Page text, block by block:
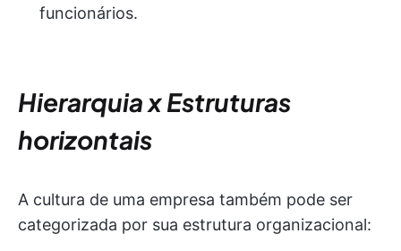
funcionários.
Hierarquia x Estruturas
horizontais
A cultura de uma empresa também pode ser
categorizada por sua estrutura organizacional: